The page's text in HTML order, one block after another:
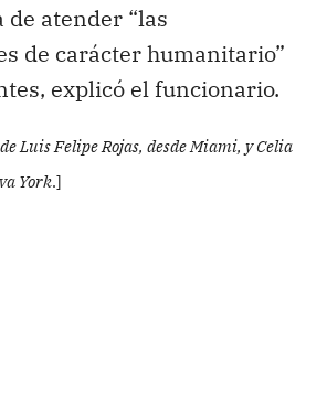
de atender “las
de carácter humanitario”
explicó el funcionario.
Luis Felipe Rojas, desde Miami, y Celia
York.]